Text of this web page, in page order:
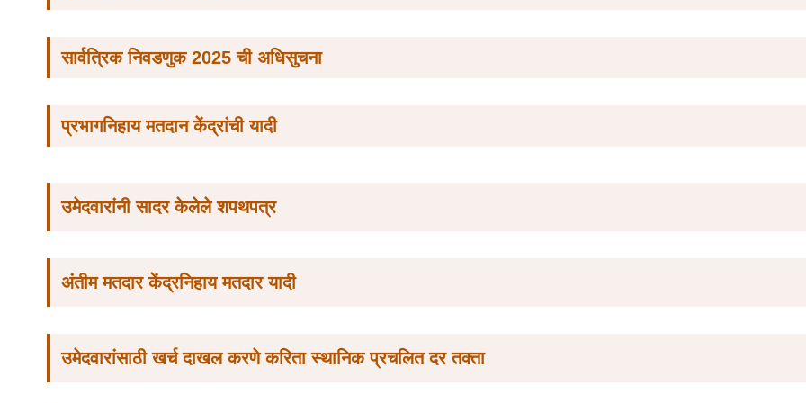
सार्वत्रिक निवडणुक 2025 ची अधिसुचना
प्रभागनिहाय मतदान केंद्रांची यादी
उमेदवारांनी सादर केलेले शपथपत्र
अंतीम मतदार केंद्रनिहाय मतदार यादी
उमेदवारांसाठी खर्च दाखल करणे करिता स्थानिक प्रचलित दर तक्ता